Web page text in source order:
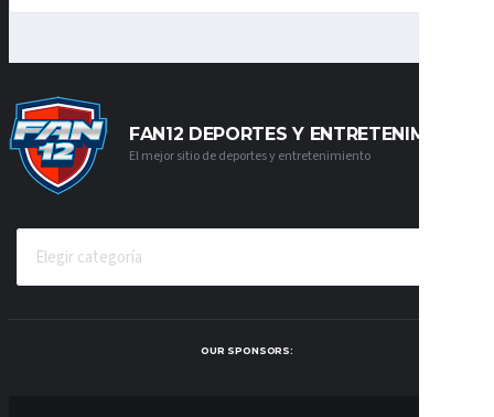
FAN12 DEPORTES Y ENTRETENIMIENTO
El mejor sitio de deportes y entretenimiento
OUR SPONSORS: